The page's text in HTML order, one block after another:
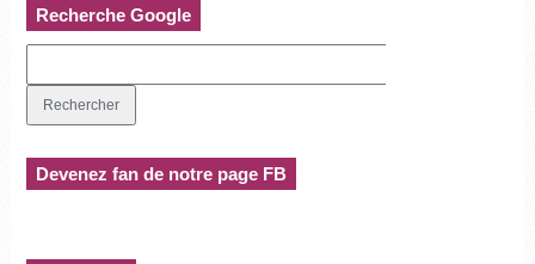
Recherche Google
Devenez fan de notre page FB